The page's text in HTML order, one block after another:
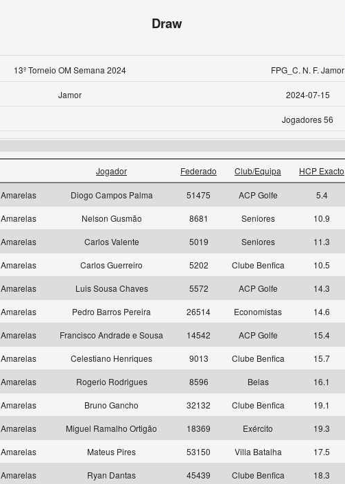
Draw
13º Torneio OM Semana 2024 FPG_C. N. F. Jamor
Jamor 2024-07-15
Jogadores 56
Jogador Federado Club/Equipa HCP Exacto
Amarelas Diogo Campos Palma 51475 ACP Golfe 5.4
Amarelas Nelson Gusmão 8681 Seniores 10.9
Amarelas Carlos Valente 5019 Seniores 11.3
Amarelas Carlos Guerreiro 5202 Clube Benfica 10.5
Amarelas Luis Sousa Chaves 5572 ACP Golfe 14.3
Amarelas Pedro Barros Pereira 26514 Economistas 14.6
Amarelas Francisco Andrade e Sousa 14542 ACP Golfe 15.4
Amarelas Celestiano Henriques 9013 Clube Benfica 15.7
Amarelas Rogerio Rodrigues 8596 Belas 16.1
Amarelas Bruno Gancho 32132 Clube Benfica 19.1
Amarelas Miguel Ramalho Ortigão 18369 Exército 19.3
Amarelas Mateus Pires 53150 Villa Batalha 17.5
Amarelas Ryan Dantas 45439 Clube Benfica 18.3